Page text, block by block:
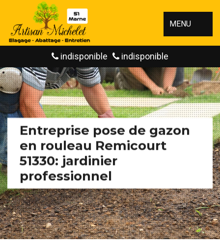
MENU
indisponible indisponible
Entreprise pose de gazon
en rouleau Remicourt
51330: jardinier
professionnel